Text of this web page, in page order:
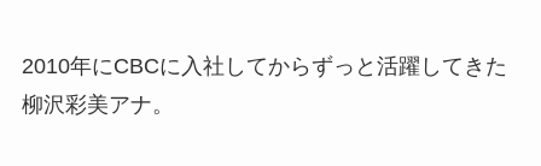
2010年にCBCに入社してからずっと活躍してきた
柳沢彩美アナ。